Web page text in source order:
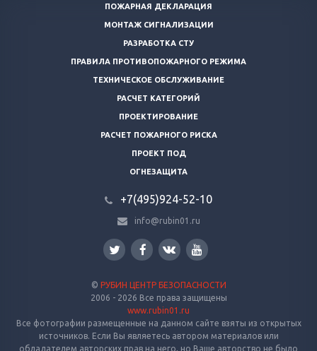
ПОЖАРНАЯ ДЕКЛАРАЦИЯ
МОНТАЖ СИГНАЛИЗАЦИИ
РАЗРАБОТКА СТУ
ПРАВИЛА ПРОТИВОПОЖАРНОГО РЕЖИМА
ТЕХНИЧЕСКОЕ ОБСЛУЖИВАНИЕ
РАСЧЕТ КАТЕГОРИЙ
ПРОЕКТИРОВАНИЕ
РАСЧЕТ ПОЖАРНОГО РИСКА
ПРОЕКТ ПОД
ОГНЕЗАЩИТА
+7(495)924-52-10
info@rubin01.ru
© РУБИН ЦЕНТР БЕЗОПАСНОСТИ
2006 - 2026 Все права защищены
www.rubin01.ru
Все фотографии размещенные на данном сайте взяты из открытых
источников. Если Вы являетесь автором материалов или
обладателем авторских прав на него, но Ваше авторство не было